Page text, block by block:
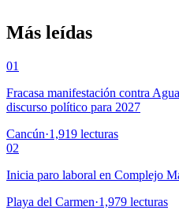
Más leídas
01
Fracasa manifestación contra
discurso político para 2027
Cancún·1,919 lecturas
02
Inicia paro laboral en Complejo
Playa del Carmen·1,979 lecturas